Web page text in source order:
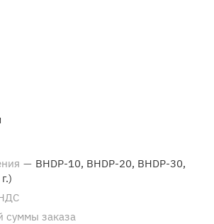
— BHDP-10, BHDP-20, BHDP-30,
суммы заказа